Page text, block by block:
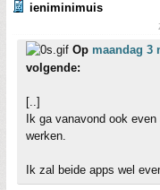
ieniminimuis
Op maandag 3
volgende:
[..]
Ik ga vanavond ook
werken.
Ik zal beide apps wel